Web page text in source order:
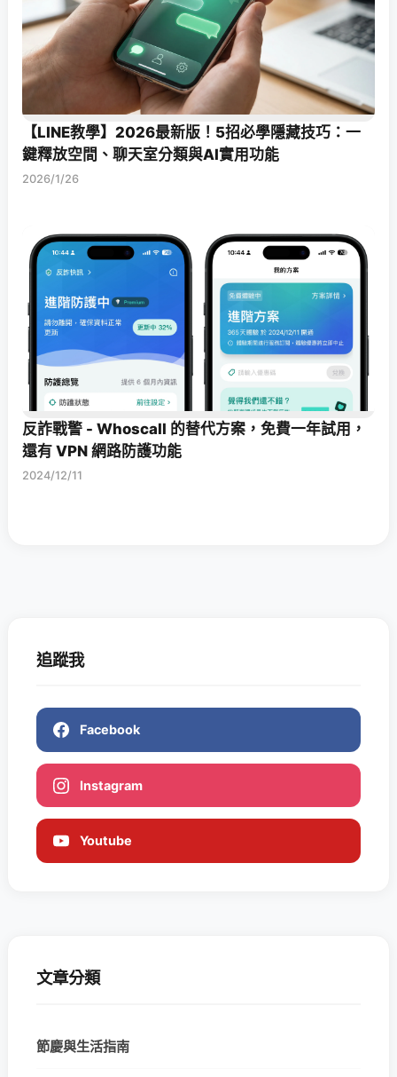
【LINE教學】2026最新版！5招必學隱藏技巧：一
鍵釋放空間、聊天室分類與AI實用功能
2026/1/26
反詐戰警 - Whoscall 的替代方案，免費一年試用，
還有 VPN 網路防護功能
2024/12/11
追蹤我
Facebook
Instagram
Youtube
文章分類
節慶與生活指南